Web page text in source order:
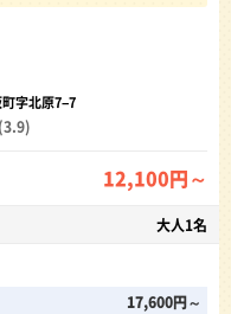
字北原7−7
(3.9)
12,100円～
大人1名
17,600円～